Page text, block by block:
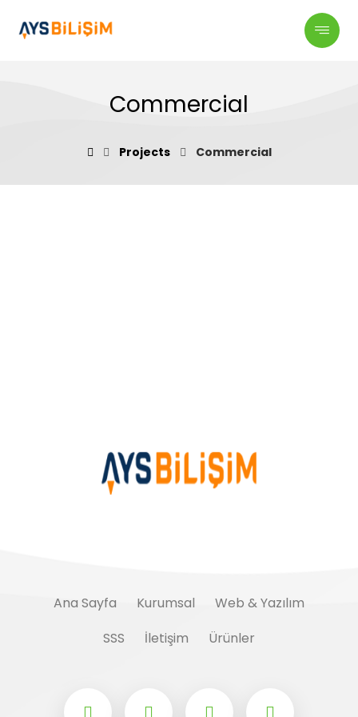
Commercial
Projects Commercial
Ana Sayfa Kurumsal
Web & Yazılım
SSS
İletişim Ürünler